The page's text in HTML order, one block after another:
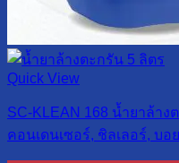
Quick View
SC-KLEAN 168 น้ำยาล้า
คอนเดนเซอร์, ชิลเลอร์, บอ